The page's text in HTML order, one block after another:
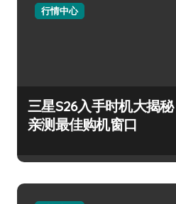
行情中心
三星S26入手时机大揭
亲测最佳购机窗口